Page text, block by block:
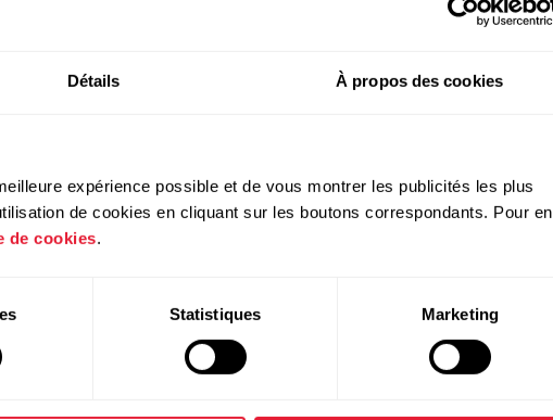
Détails À propos des cookies
expérience possible et de vous montrer les publicités les plus
de cookies en cliquant sur les boutons correspondants. Pour en
de cookies.
Statistiques Marketing